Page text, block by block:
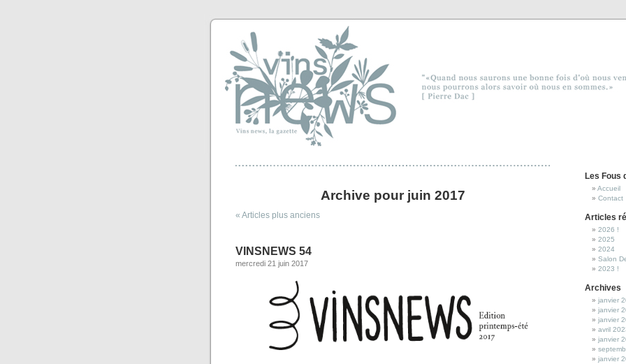
Archive pour juin 2017
« Articles plus anciens
VINSNEWS 54
mercredi 21 juin 2017
Les Fous
Accueil
Contact
Articles
2026 !
2025
2024
Salon
2023 !
Archives
janvier
janvier
janvier
avril
janvier
janvier